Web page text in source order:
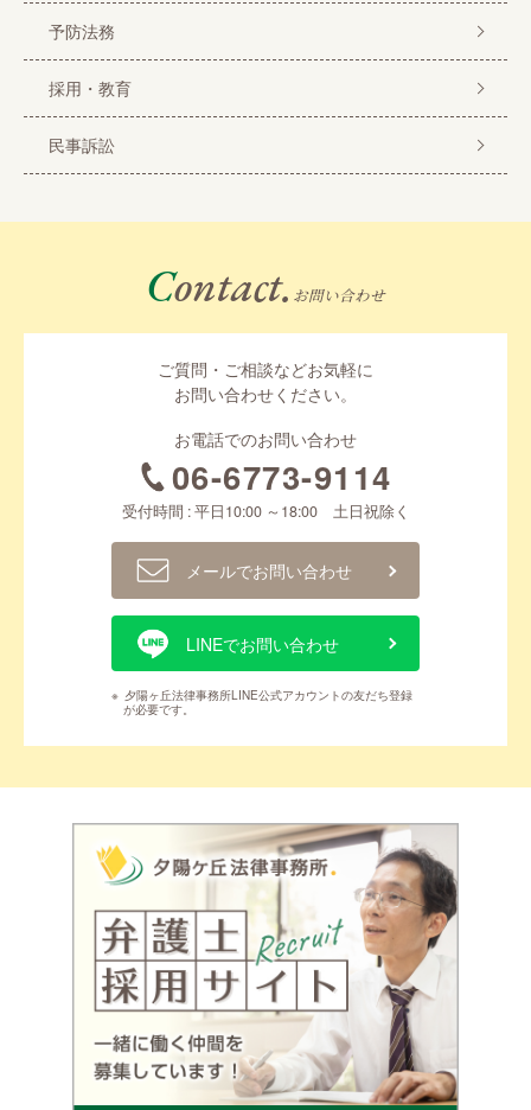
予防法務
採用・教育
民事訴訟
Contact. お問い合わせ
ご質問・ご相談などお気軽に
お問い合わせください。
お電話でのお問い合わせ
06-6773-9114
受付時間 : 平日10:00 ～18:00 土日祝除く
メールでお問い合わせ
LINEでお問い合わせ
※ 夕陽ヶ丘法律事務所LINE公式アカウントの友だち登録
が必要です。